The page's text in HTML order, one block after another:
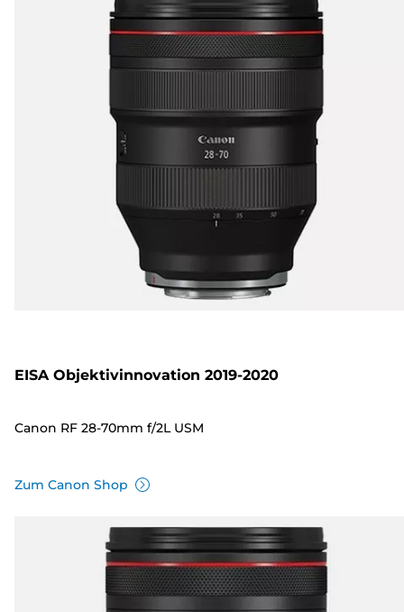
EISA Objektivinnovation 2019-2020
Canon RF 28-70mm f/2L USM
Zum Canon Shop